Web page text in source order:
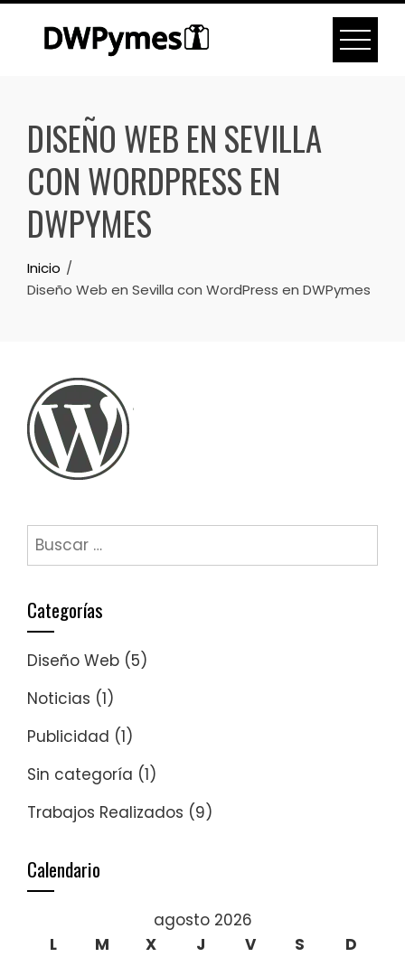
Skip
DISEÑO WEB EN SEVILLA
CON WORDPRESS EN
DWPYMES
Inicio
Diseño Web en Sevilla con WordPress en DWPymes
Buscar:
Categorías
Diseño Web (5)
Noticias (1)
Publicidad (1)
Sin categoría (1)
Trabajos Realizados (9)
Calendario
agosto 2026
L
M X J V S
D